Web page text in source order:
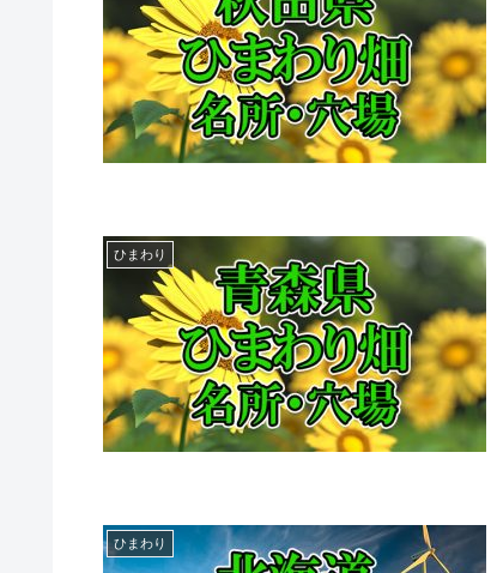
ひまわり
ひまわり